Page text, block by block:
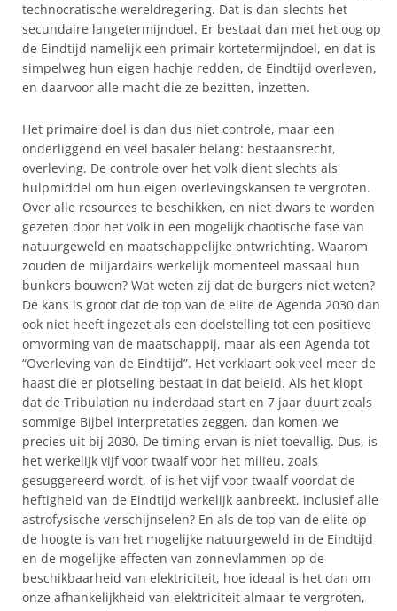
technocratische wereldregering. Dat is dan slechts het
secundaire langetermijndoel. Er bestaat dan met het oog op
de Eindtijd namelijk een primair kortetermijndoel, en dat is
simpelweg hun eigen hachje redden, de Eindtijd overleven,
en daarvoor alle macht die ze bezitten, inzetten.
Het primaire doel is dan dus niet controle, maar een
onderliggend en veel basaler belang: bestaansrecht,
overleving. De controle over het volk dient slechts als
hulpmiddel om hun eigen overlevingskansen te vergroten.
Over alle resources te beschikken, en niet dwars te worden
gezeten door het volk in een mogelijk chaotische fase van
natuurgeweld en maatschappelijke ontwrichting. Waarom
zouden de miljardairs werkelijk momenteel massaal hun
bunkers bouwen? Wat weten zij dat de burgers niet weten?
De kans is groot dat de top van de elite de Agenda 2030 dan
ook niet heeft ingezet als een doelstelling tot een positieve
omvorming van de maatschappij, maar als een Agenda tot
“Overleving van de Eindtijd”. Het verklaart ook veel meer de
haast die er plotseling bestaat in dat beleid. Als het klopt
dat de Tribulation nu inderdaad start en 7 jaar duurt zoals
sommige Bijbel interpretaties zeggen, dan komen we
precies uit bij 2030. De timing ervan is niet toevallig. Dus, is
het werkelijk vijf voor twaalf voor het milieu, zoals
gesuggereerd wordt, of is het vijf voor twaalf voordat de
heftigheid van de Eindtijd werkelijk aanbreekt, inclusief alle
astrofysische verschijnselen? En als de top van de elite op
de hoogte is van het mogelijke natuurgeweld in de Eindtijd
en de mogelijke effecten van zonnevlammen op de
beschikbaarheid van elektriciteit, hoe ideaal is het dan om
onze afhankelijkheid van elektriciteit almaar te vergroten,